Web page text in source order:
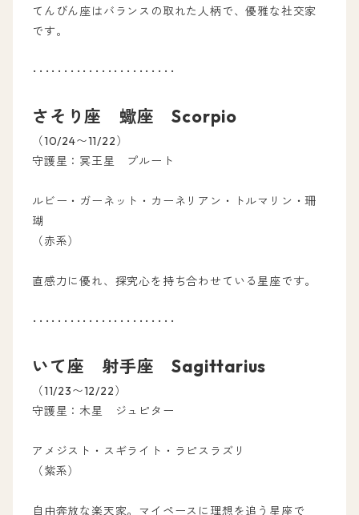
てんびん座はバランスの取れた人柄で、優雅な社交家
です。
･･･････････････････････
さそり座 蠍座 Scorpio
（10/24〜11/22）
守護星：冥王星 プルート
ルビー・ガーネット・カーネリアン・トルマリン・珊
瑚
（赤系）
直感力に優れ、探究心を持ち合わせている星座です。
･･･････････････････････
いて座 射手座 Sagittarius
（11/23〜12/22）
守護星：木星 ジュピター
アメジスト・スギライト・ラピスラズリ
（紫系）
自由奔放な楽天家。マイペースに理想を追う星座で